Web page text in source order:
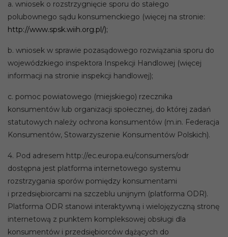
a. wniosek o rozstrzygnięcie sporu do stałego
polubownego sądu konsumenckiego (więcej na stronie:
http://www.spsk.wiih.org.pl/);
b. wniosek w sprawie pozasądowego rozwiązania sporu do
wojewódzkiego inspektora Inspekcji Handlowej (więcej
informacji na stronie inspekcji handlowej);
c. pomoc powiatowego (miejskiego) rzecznika
konsumentów lub organizacji społecznej, do której zadań
statutowych należy ochrona konsumentów (m.in. Federacja
Konsumentów, Stowarzyszenie Konsumentów Polskich).
4. Pod adresem http://ec.europa.eu/consumers/odr
dostępna jest platforma internetowego systemu
rozstrzygania sporów pomiędzy konsumentami
i przedsiębiorcami na szczeblu unijnym (platforma ODR).
Platforma ODR stanowi interaktywną i wielojęzyczną stronę
internetową z punktem kompleksowej obsługi dla
konsumentów i przedsiębiorców dążących do